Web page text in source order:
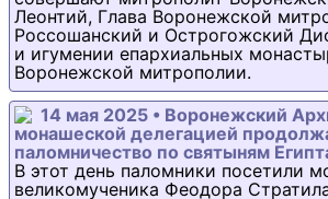
Леонтий, Глава Воронежской
Россошанский и Острогожский
и игумении епархиальных
Воронежской митрополии.
14 мая 2025 • Воронежский
монашеской делегацией
паломничество по святыням
В этот день паломники посетили
великомученика Феодора